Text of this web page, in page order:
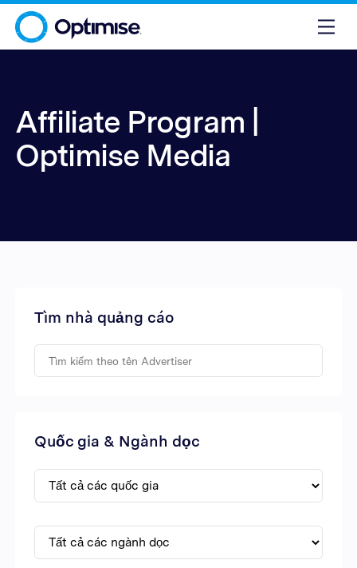
Affiliate Program |
Optimise Media
Tìm nhà quảng cáo
Quốc gia & Ngành dọc